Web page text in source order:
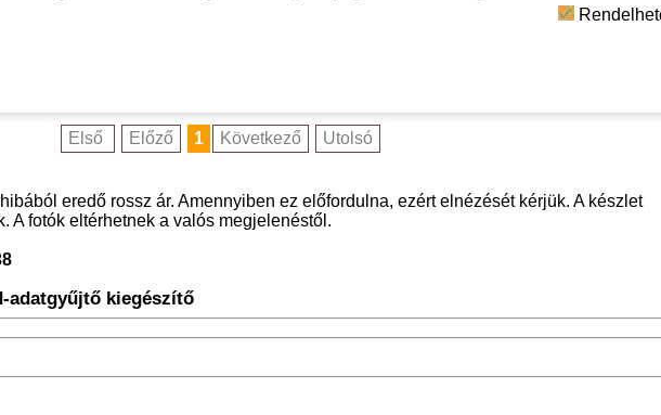
Első Előző 1 Következő Utolsó
eredő rossz ár. Amennyiben ez előfordulna, ezért elnézését kérjük. A készlet
A fotók eltérhetnek a valós megjelenéstől.
adatgyűjtő kiegészítő